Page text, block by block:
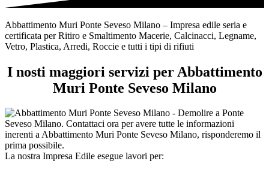
e
i
tipi
di
Abbattimento Muri Ponte Seveso Milano – Impresa edile seria e
certificata per Ritiro e Smaltimento Macerie, Calcinacci, Legname,
Vetro, Plastica, Arredi, Roccie e tutti i tipi di rifiuti
I nosti maggiori servizi per Abbattimento
Muri Ponte Seveso Milano
La nostra Impresa Edile esegue lavori per: